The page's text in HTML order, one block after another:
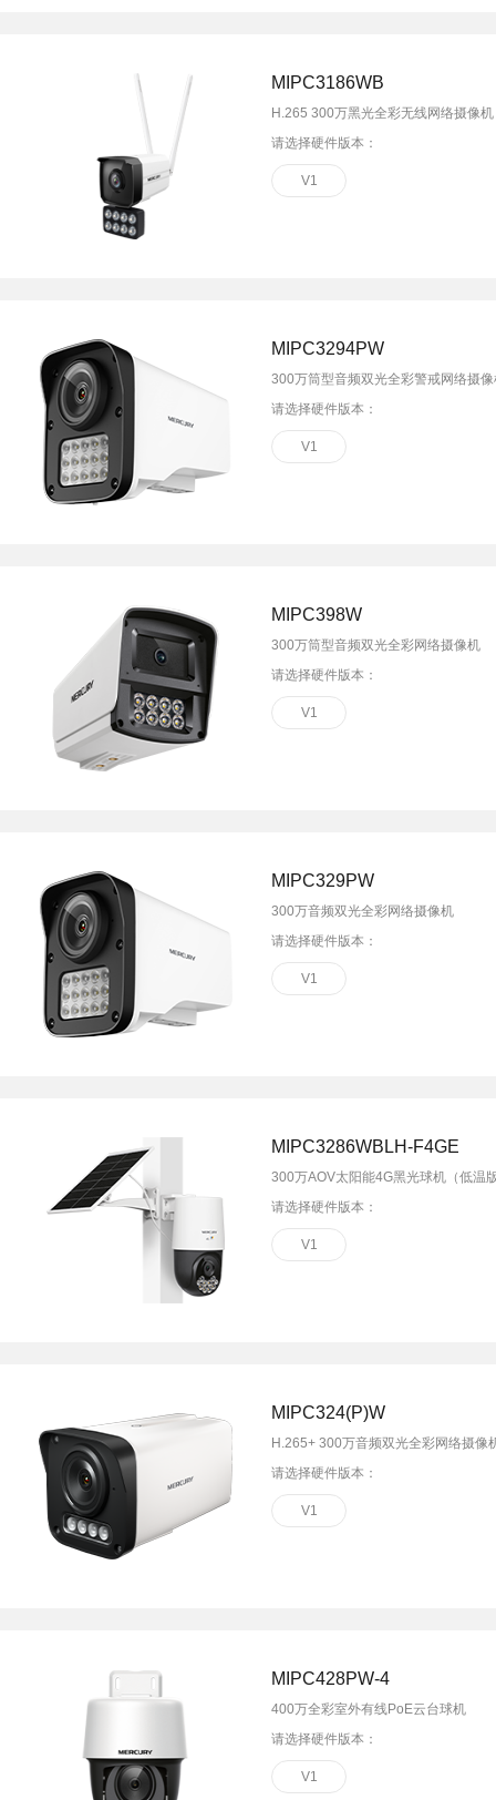
MIPC3186WB
H.265 300万黑光全彩无线网络摄像机
请选择硬件版本：
V1
MIPC3294PW
300万筒型音频双光全彩警戒网络摄
请选择硬件版本：
V1
MIPC398W
300万筒型音频双光全彩网络摄像机
请选择硬件版本：
V1
MIPC329PW
300万音频双光全彩网络摄像机
请选择硬件版本：
V1
MIPC3286WBLH-F4GE
300万AOV太阳能4G黑光球机（低温
请选择硬件版本：
V1
MIPC324(P)W
H.265+ 300万音频双光全彩网络摄像
请选择硬件版本：
V1
MIPC428PW-4
400万全彩室外有线PoE云台球机
请选择硬件版本：
V1